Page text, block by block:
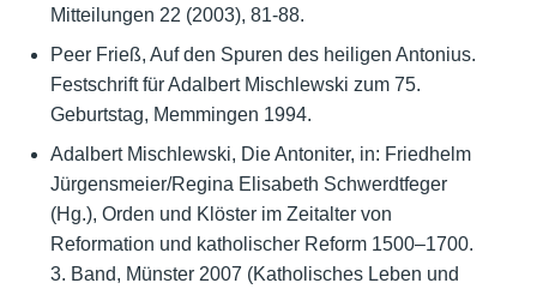
Mitteilungen 22 (2003), 81-88.
Peer Frieß, Auf den Spuren des heiligen Antonius.
Festschrift für Adalbert Mischlewski zum 75.
Geburtstag, Memmingen 1994.
Adalbert Mischlewski, Die Antoniter, in: Friedhelm
Jürgensmeier/Regina Elisabeth Schwerdtfeger
(Hg.), Orden und Klöster im Zeitalter von
Reformation und katholischer Reform 1500–1700.
3. Band, Münster 2007 (Katholisches Leben und